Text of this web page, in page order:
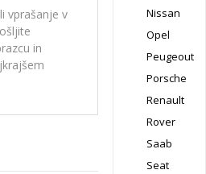
vprašanje v
in
Nissan
Opel
Peugeout
Porsche
Renault
Rover
Saab
Seat